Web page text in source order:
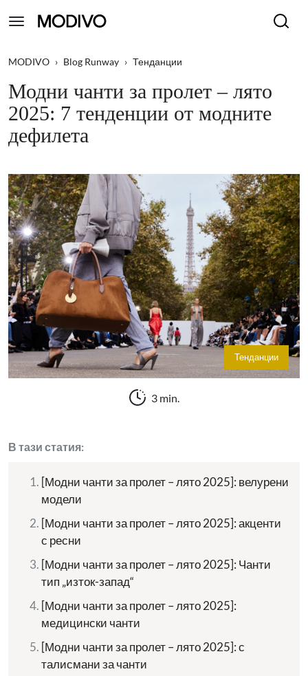
MODIVO › Blog Runway › Тенданции
Модни чанти за пролет – лято
2025: 7 тенденции от модните
дефилета
Тенданции
3 min.
В тази статия:
[Модни чанти за пролет – лято 2025]: велурени
модели
[Модни чанти за пролет – лято 2025]: акценти
с ресни
[Модни чанти за пролет – лято 2025]: Чанти
тип „изток-запад“
[Модни чанти за пролет – лято 2025]:
медицински чанти
[Модни чанти за пролет – лято 2025]: с
талисмани за чанти